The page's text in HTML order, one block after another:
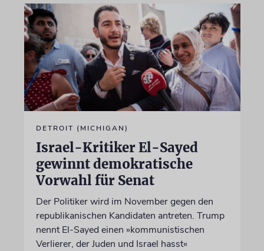
DETROIT (MICHIGAN)
Israel-Kritiker El-Sayed
gewinnt demokratische
Vorwahl für Senat
Der Politiker wird im November gegen den
republikanischen Kandidaten antreten. Trump
nennt El-Sayed einen »kommunistischen
Verlierer, der Juden und Israel hasst«